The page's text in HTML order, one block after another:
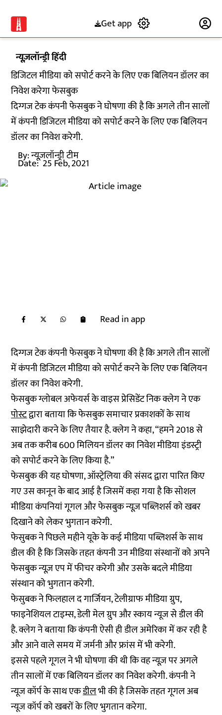
Get app
न्यूज़लॉन्ड्री हिंदी
डिजिटल मीडिया को सपोर्ट करने के लिए एक बिलियन डॉलर का
निवेश करेगा फेसबुक
दिग्गज टेक कंपनी फेसबुक ने घोषणा की है कि अगले तीन सालों
में कंपनी डिजिटल मीडिया को सपोर्ट करने के लिए एक बिलियन
डॉलर का निवेश करेगी.
By:न्यूज़लॉन्ड्री टीम
Date: 25 Feb, 2021
Read in app
दिग्गज टेक कंपनी फेसबुक ने घोषणा की है कि अगले तीन सालों
में कंपनी डिजिटल मीडिया को सपोर्ट करने के लिए एक बिलियन
डॉलर का निवेश करेगी.
फेसबुक ग्लोबल अफेयर्स के वाइस प्रेसिडेंट निक क्लेग ने एक
पोस्टद्वारा बताया कि फेसबुक समाचार प्रकाशकों के साथ
साझेदारी करने के लिए तैयार है. क्लेग ने कहा, “हमने 2018 से
अब तक करीब 600 मिलियन डॉलर का निवेश मीडिया इंडस्ट्री
को सपोर्ट करने के लिए किया है.”
फेसबुक की यह घोषणा, ऑस्ट्रेलिया की संसद द्वारा पारित किए
गए उस कानून के बाद आई है जिसमें कहा गया है कि सोशल
मीडिया कंपनियां गूगल और फेसबुक न्यूज़ पब्लिशर्स को खबर
दिखाने को लेकर भुगतान करेगी.
फेसुबक ने पिछले महीने यूके के कई मीडिया पब्लिशर्स के साथ
डील की है कि जिसके तहत कंपनी उन मीडिया संस्थानों को अपने
फेसबुक न्यूज़ एप में फीचर करेगी और उसके बदले मीडिया
संस्थान को भुगतान करेगी.
फेसुबक ने फिलहाल द गार्जियन, टेलीग्राफ मीडिया ग्रुप,
फाइनेशियल टाइम्स, डेली मेल ग्रुप और स्काय न्यूज से डील की
है. क्लेग ने बताया कि कंपनी ऐसी ही डील अमेरिका में कर रही है
और आने वाले समय में जर्मनी और फ्रांस में भी करेगी.
इससे पहले गूगल ने भी घोषणा की थी कि वह न्यूज़ पर अगले
तीन सालों में एक बिलियन डॉलर का निवेश करेगी. कंपनी ने
न्यूज कॉर्प के साथ एकडीलभी की है जिसके तहत गूगल अब
न्यूज कॉर्प को खबरों के लिए भुगतान करेगा.